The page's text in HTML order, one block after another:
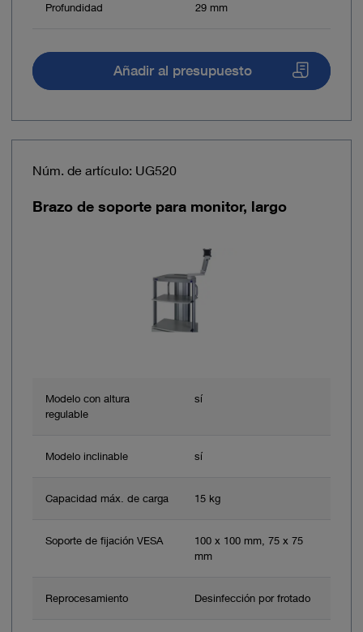
Profundidad 29 mm
Añadir al presupuesto
Núm. de artículo: UG520
Brazo de soporte para monitor, largo
Modelo con altura
regulable
sí
Modelo inclinable sí
Capacidad máx. de carga 15 kg
Soporte de fijación VESA
100 x 100 mm, 75 x 75
mm
Reprocesamiento Desinfección por frotado